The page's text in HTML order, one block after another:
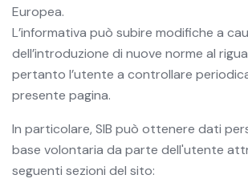
Europea.
L’informativa può subire modifiche a
dell’introduzione di nuove norme al
pertanto l’utente a controllare
presente pagina.
In particolare, SIB può ottenere dati
base volontaria da parte dell'utente
seguenti sezioni del sito: